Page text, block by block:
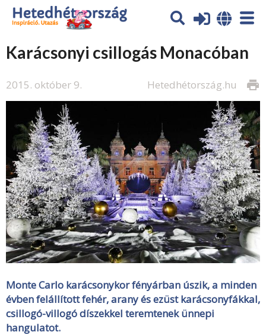
Karácsonyi csillogás Monacóban
2015. október 9. print
Hetedhétország.hu
Monte Carlo karácsonykor fényárban úszik, a minden
évben felállított fehér, arany és ezüst karácsonyfákkal,
csillogó-villogó díszekkel teremtenek ünnepi
hangulatot.